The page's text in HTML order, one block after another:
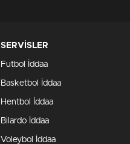
SERVİSLER
Futbol İddaa
Basketbol İddaa
Hentbol İddaa
Bilardo İddaa
Voleybol İddaa